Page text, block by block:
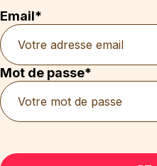
Email*
Mot de passe*